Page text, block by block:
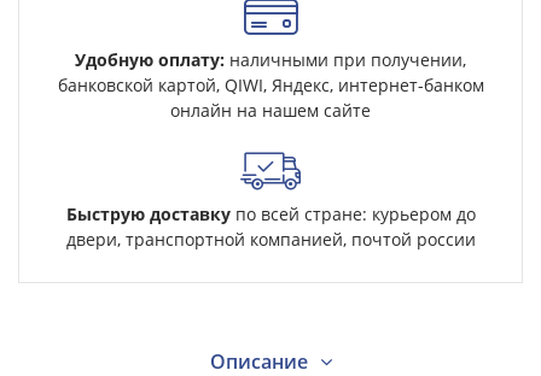
Удобную оплату: наличными при получении,
банковской картой, QIWI, Яндекс, интернет-банком
онлайн на нашем сайте
Быструю доставкупо всей стране: курьером до
двери, транспортной компанией, почтой россии
Описание